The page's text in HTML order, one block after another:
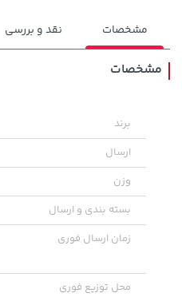
27,480,000 تومان
مشخصات نقد و بررسی
مشخصات
برند
ارسال
وزن
بسته بندی و ارسال
زمان ارسال فوری
محل توزیع فوری